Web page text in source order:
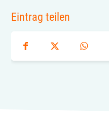
Eintrag teilen